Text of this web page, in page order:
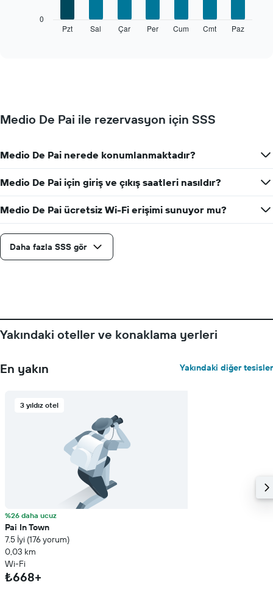
Aşağıdaki
gösterir
günlerini
gösteren
1
içerir.
Tablo
bir
odanın
ortalama
ekseni
içerir
Pzt Sal Çar Per Cum Cmt Paz
0
Medio De Pai ile rezervasyon için SSS
Medio De Pai nerede konumlanmaktadır?
Medio De Pai için giriş ve çıkış saatleri nasıldır?
Medio De Pai ücretsiz Wi-Fi erişimi sunuyor mu?
Daha fazla SSS gör
Yakındaki oteller ve konaklama yerleri
En yakın Yakındaki diğer tesisler
3 yıldız otel
%26 daha ucuz
Pai In Town
7.5 İyi (176 yorum)
0,03 km
Wi-Fi
₺668+